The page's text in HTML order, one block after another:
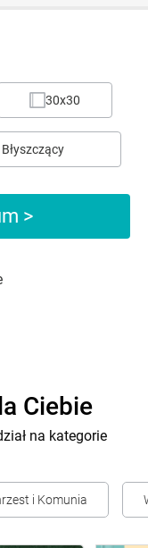
30x30
Błyszczący
>
Ciebie
na kategorie
i Komunia